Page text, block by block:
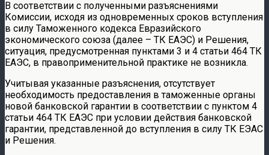
В соответствии с полученными разъяснениями
Комиссии, исходя из одновременных сроков вступления
в силу Таможенного кодекса Евразийского
экономического союза (далее – ТК ЕАЭС) и Решения,
ситуация, предусмотренная пунктами 3 и 4 статьи 464 ТК
ЕАЭС, в правоприменительной практике не возникла.
Учитывая указанные разъяснения, отсутствует
необходимость предоставления в таможенные органы
новой банковской гарантии в соответствии с пунктом 4
статьи 464 ТК ЕАЭС при условии действия банковской
гарантии, представленной до вступления в силу ТК ЕЭАС
и Решения.